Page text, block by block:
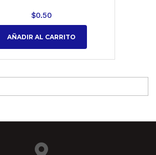
$0.50
AÑADIR AL CARRITO